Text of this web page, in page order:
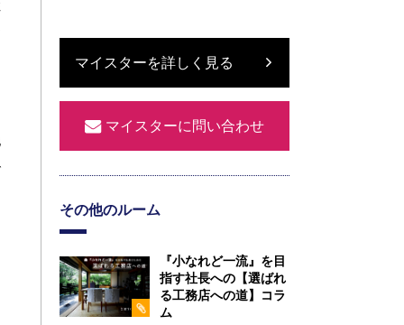
マイスターを詳しく見る
マイスターに問い合わせ
その他のルーム
『小なれど一流』を目
指す社長への【選ばれ
る工務店への道】コラ
ム